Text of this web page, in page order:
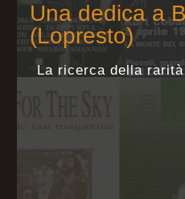
Una dedica a
(Lopresto)
La ricerca della